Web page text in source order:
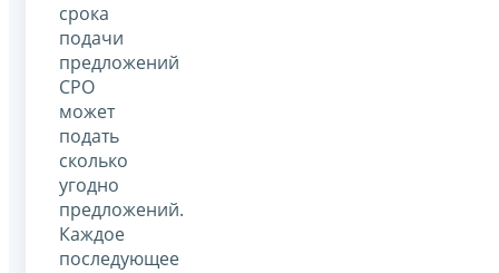
срока
подачи
предложений
СРО
может
подать
сколько
угодно
предложений.
Каждое
последующее